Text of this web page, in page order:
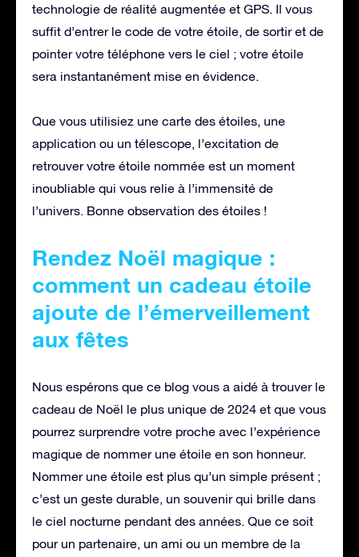
technologie de réalité augmentée et GPS. Il vous
suffit d’entrer le code de votre étoile, de sortir et de
pointer votre téléphone vers le ciel ; votre étoile
sera instantanément mise en évidence.
Que vous utilisiez une carte des étoiles, une
application ou un télescope, l’excitation de
retrouver votre étoile nommée est un moment
inoubliable qui vous relie à l’immensité de
l’univers. Bonne observation des étoiles !
Rendez Noël magique :
comment un cadeau étoile
ajoute de l’émerveillement
aux fêtes
Nous espérons que ce blog vous a aidé à trouver le
cadeau de Noël le plus unique de 2024 et que vous
pourrez surprendre votre proche avec l’expérience
magique de nommer une étoile en son honneur.
Nommer une étoile est plus qu’un simple présent ;
c’est un geste durable, un souvenir qui brille dans
le ciel nocturne pendant des années. Que ce soit
pour un partenaire, un ami ou un membre de la